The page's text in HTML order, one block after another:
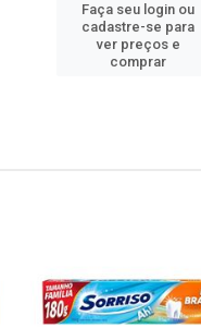
Faça seu login ou
cadastre-se para
ver preços e
comprar